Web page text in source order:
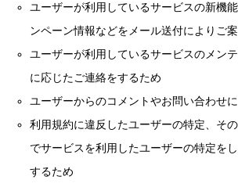
ユーザーが利用しているサービスの新機
ンペーン情報などをメール送付によりご
ユーザーが利用しているサービスのメン
に応じたご連絡をするため
ユーザーからのコメントやお問い合わせ
利用規約に違反したユーザーの特定、そ
でサービスを利用したユーザーの特定を
するため